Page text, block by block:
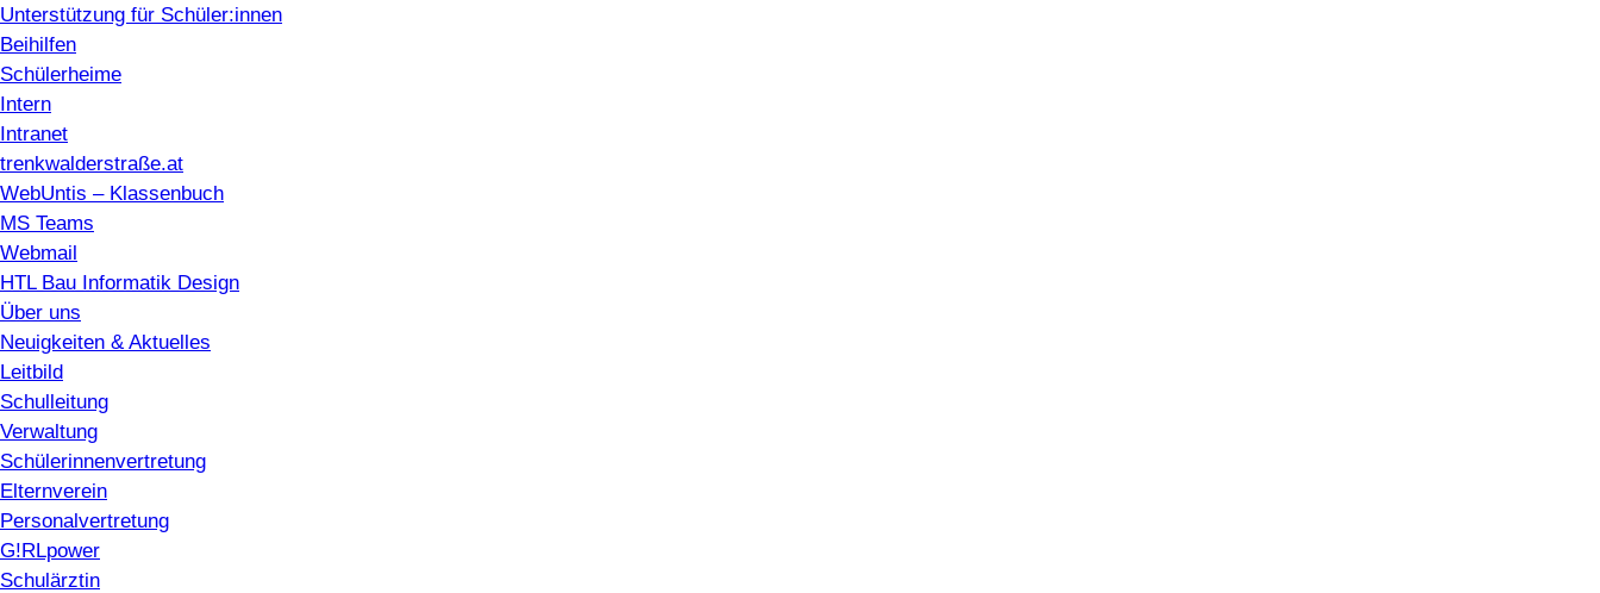
Unterstützung für Schüler:innen
Beihilfen
Schülerheime
Intern
Intranet
trenkwalderstraße.at
WebUntis – Klassenbuch
MS Teams
Webmail
HTL Bau Informatik Design
Über uns
Neuigkeiten & Aktuelles
Leitbild
Schulleitung
Verwaltung
Schülerinnenvertretung
Elternverein
Personalvertretung
G!RLpower
Schulärztin